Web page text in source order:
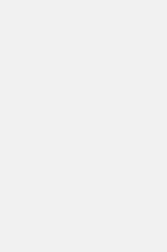
0.91 inç OLED